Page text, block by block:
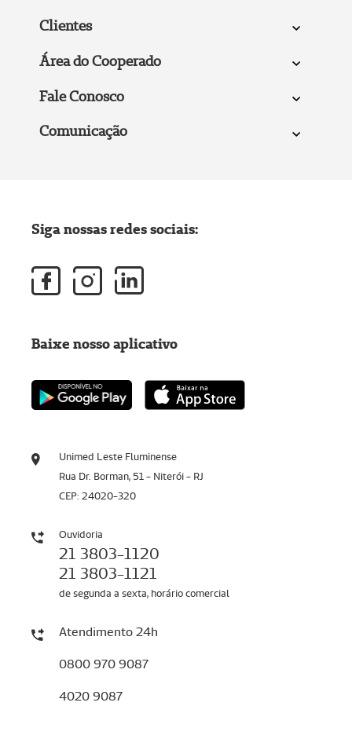
Clientes
Área do Cooperado
Fale Conosco
Comunicação
Unimed Leste Fluminense
Rua Dr. Borman, 51 - Niterói - RJ
CEP: 24020-320
Ouvidoria
21 3803-1120
21 3803-1121
de segunda a sexta, horário comercial
Atendimento 24h
0800 970 9087
4020 9087
Siga nossas redes sociais:
Baixe nosso aplicativo